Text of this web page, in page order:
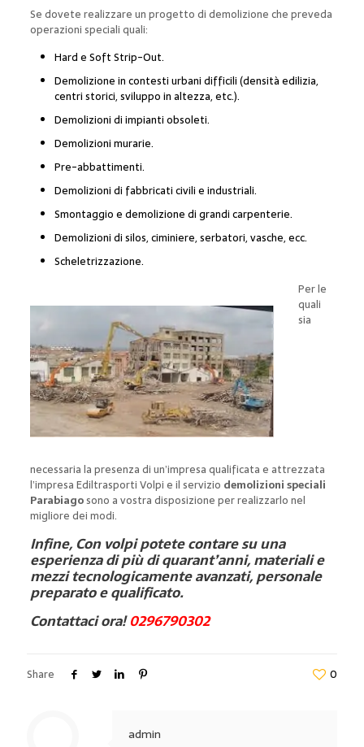
Se dovete realizzare un progetto di demolizione che preveda
operazioni speciali quali:
Hard e Soft Strip-Out.
Demolizione in contesti urbani difficili (densità edilizia,
centri storici, sviluppo in altezza, etc.).
Demolizioni di impianti obsoleti.
Demolizioni murarie.
Pre-abbattimenti.
Demolizioni di fabbricati civili e industriali.
Smontaggio e demolizione di grandi carpenterie.
Demolizioni di silos, ciminiere, serbatori, vasche, ecc.
Scheletrizzazione.
Per le
quali
sia
necessaria la presenza di un’impresa qualificata e attrezzata
l’impresa Ediltrasporti Volpi e il servizio demolizioni speciali
Parabiagosono a vostra disposizione per realizzarlo nel
migliore dei modi.
Infine, Con volpi potete contare su una
esperienza di più di quarant’anni, materiali e
mezzi tecnologicamente avanzati, personale
preparato e qualificato.
Contattaci ora!0296790302
Share 0
admin